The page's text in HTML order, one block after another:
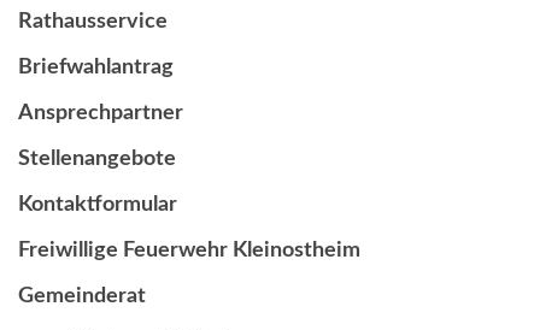
Rathausservice
Briefwahlantrag
Ansprechpartner
Stellenangebote
Kontaktformular
Freiwillige Feuerwehr Kleinostheim
Gemeinderat